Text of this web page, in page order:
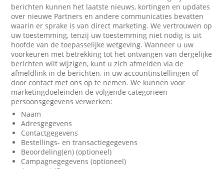
berichten kunnen het laatste nieuws, kortingen en updates
over nieuwe Partners en andere communicaties bevatten
waarin er sprake is van direct marketing. We vertrouwen op
uw toestemming, tenzij uw toestemming niet nodig is uit
hoofde van de toepasselijke wetgeving. Wanneer u uw
voorkeuren met betrekking tot het ontvangen van dergelijke
berichten wilt wijzigen, kunt u zich afmelden via de
afmeldlink in de berichten, in uw accountinstellingen of
door contact met ons op te nemen. We kunnen voor
marketingdoeleinden de volgende categorieën
persoonsgegevens verwerken:
Naam
Adresgegevens
Contactgegevens
Bestellings- en transactiegegevens
Beoordeling(en) (optioneel)
Campagnegegevens (optioneel)